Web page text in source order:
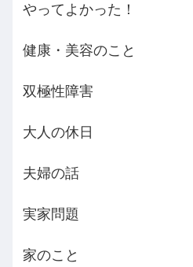
やってよかった！
健康・美容のこと
双極性障害
大人の休日
夫婦の話
実家問題
家のこと